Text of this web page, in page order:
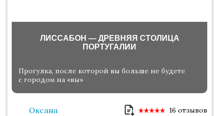
ЛИССАБОН — ДРЕВНЯЯ СТОЛИЦА
ПОРТУГАЛИИ
Прогулка, после которой вы больше не будете
с городом на «вы»
Оксана 16 отзывов